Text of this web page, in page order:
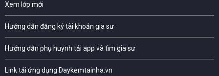
Xem lớp mới
Hướng dẫn đăng ký tài khoản gia sư
Hướng dẫn phụ huynh tải app và tìm gia sư
Link tải ứng dụng Daykemtainha.vn